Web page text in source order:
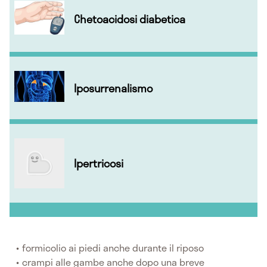
Chetoacidosi diabetica
Iposurrenalismo
Ipertricosi
formicolio ai piedi anche durante il riposo
crampi alle gambe anche dopo una breve